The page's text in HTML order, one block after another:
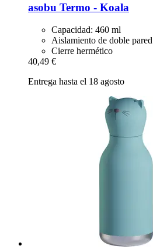
asobu Termo -​ Koala
Capacidad: 460 ml
Aislamiento de doble pared
Cierre hermético
40,49 €
Entrega hasta el 18 agosto